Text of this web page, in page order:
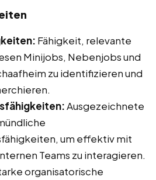
Fähigkeit, relevante
Minijobs, Nebenjobs und
zu identifizieren und
Ausgezeichnete
um effektiv mit
Teams zu interagieren.
organisatorische